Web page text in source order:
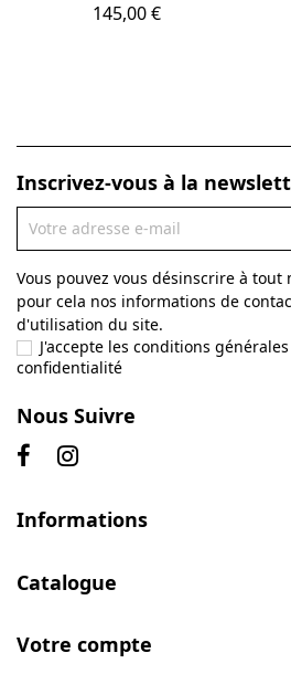
Prix
145,00 €
Inscrivez-vous à la
Vous pouvez vous désinscrire à tout
pour cela nos informations de
d'utilisation du site.
J'accepte les conditions
confidentialité
Nous Suivre
Informations
Catalogue
Votre compte